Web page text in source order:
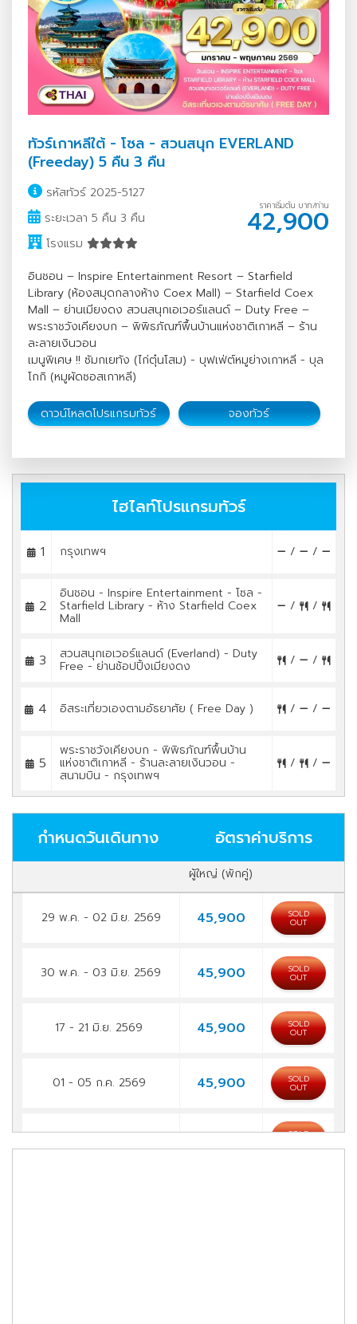
ทัวร์เกาหลีใต้ - โซล - สวนสนุก EVERLAND
(Freeday) 5 คืน 3 คืน
รหัสทัวร์ 2025-5127
ระยะเวลา 5 คืน 3 คืน
โรงแรม
ราคาเริ่มต้น บาท/ท่าน
42,900
อินชอน – Inspire Entertainment Resort – Starfield
Library (ห้องสมุดกลางห้าง Coex Mall) – Starfield Coex
Mall – ย่านเมียงดง สวนสนุกเอเวอร์แลนด์ – Duty Free –
พระราชวังเคียงบก – พิพิธภัณฑ์พื้นบ้านแห่งชาติเกาหลี – ร้าน
ละลายเงินวอน
เมนูพิเศษ !! ซัมกเยทัง (ไก่ตุ๋นโสม) - บุฟเฟ่ต์หมูย่างเกาหลี - บุล
โกกิ (หมูผัดซอสเกาหลี)
ดาวน์โหลดโปรแกรมทัวร์ จองทัวร์
ไฮไลท์โปรแกรมทัวร์
1 กรุงเทพฯ / /
2
อินชอน - Inspire Entertainment - โซล -
Starfield Library - ห้าง Starfield Coex
Mall
/ /
3 สวนสนุกเอเวอร์แลนด์ (Everland) - Duty
Free - ย่านช้อปปิ้งเมียงดง / /
4 อิสระเที่ยวเองตามอัธยาศัย ( Free Day ) / /
5
พระราชวังเคียงบก - พิพิธภัณฑ์พื้นบ้าน
แห่งชาติเกาหลี - ร้านละลายเงินวอน -
สนามบิน - กรุงเทพฯ
/ /
กำหนดวันเดินทาง อัตราค่าบริการ
ผู้ใหญ่ (พักคู่)
29 พ.ค. - 02 มิ.ย. 2569 45,900 SOLD
OUT
30 พ.ค. - 03 มิ.ย. 2569 45,900 SOLD
OUT
17 - 21 มิ.ย. 2569 45,900 SOLD
OUT
01 - 05 ก.ค. 2569 45,900 SOLD
OUT
15 - 19 ก.ค. 2569 45,900 SOLD